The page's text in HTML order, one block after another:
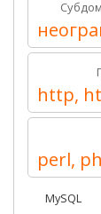
http,
perl,
MySQL